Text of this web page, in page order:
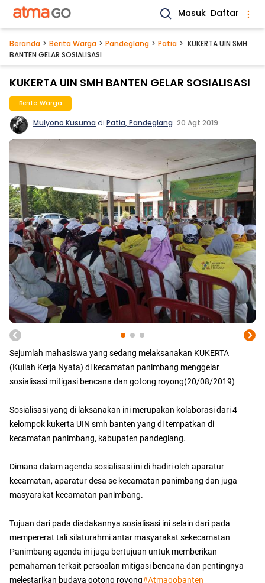
Masuk Daftar
Beranda Berita Warga Pandeglang Patia
KUKERTA UIN SMH
BANTEN GELAR SOSIALISASI
KUKERTA UIN SMH BANTEN GELAR SOSIALISASI
Berita Warga
Mulyono Kusuma di Patia, Pandeglang. 20 Agt 2019
Sejumlah mahasiswa yang sedang melaksanakan KUKERTA
(Kuliah Kerja Nyata) di kecamatan panimbang menggelar
sosialisasi mitigasi bencana dan gotong royong(20/08/2019)
Sosialisasi yang di laksanakan ini merupakan kolaborasi dari 4
kelompok kukerta UIN smh banten yang di tempatkan di
kecamatan panimbang, kabupaten pandeglang.
Dimana dalam agenda sosialisasi ini di hadiri oleh aparatur
kecamatan, aparatur desa se kecamatan panimbang dan juga
masyarakat kecamatan panimbang.
Tujuan dari pada diadakannya sosialisasi ini selain dari pada
mempererat tali silaturahmi antar masyarakat sekecamatan
Panimbang agenda ini juga bertujuan untuk memberikan
pemahaman terkait persoalan mitigasi bencana dan pentingnya
melestarikan budaya gotong royong#Atmagobanten